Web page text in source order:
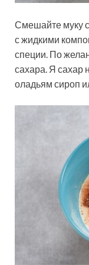
Смешайте муку
с жидкими
специи. По
сахара. Я сахар
оладьям сироп